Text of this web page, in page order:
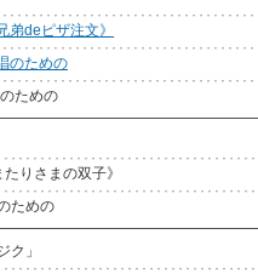
弟deピザ注文》
のための
ための
りさまの双子》
ための
ク」